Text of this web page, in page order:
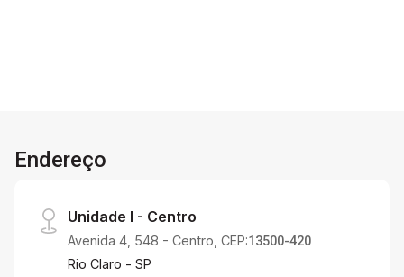
Endereço
Unidade I - Centro
Avenida 4, 548 - Centro, CEP:13500-420
Rio Claro - SP